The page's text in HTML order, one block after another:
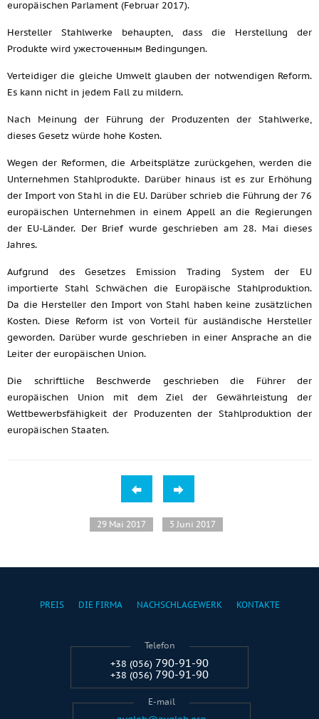
europäischen Parlament (Februar 2017).
Hersteller Stahlwerke behaupten, dass die Herstellung der
Produkte wird ужесточенным Bedingungen.
Verteidiger die gleiche Umwelt glauben der notwendigen Reform.
Es kann nicht in jedem Fall zu mildern.
Nach Meinung der Führung der Produzenten der Stahlwerke,
dieses Gesetz würde hohe Kosten.
Wegen der Reformen, die Arbeitsplätze zurückgehen, werden die
Unternehmen Stahlprodukte. Darüber hinaus ist es zur Erhöhung
der Import von Stahl in die EU. Darüber schrieb die Führung der 76
europäischen Unternehmen in einem Appell an die Regierungen
der EU-Länder. Der Brief wurde geschrieben am 28. Mai dieses
Jahres.
Aufgrund des Gesetzes Emission Trading System der EU
importierte Stahl Schwächen die Europäische Stahlproduktion.
Da die Hersteller den Import von Stahl haben keine zusätzlichen
Kosten. Diese Reform ist von Vorteil für ausländische Hersteller
geworden. Darüber wurde geschrieben in einer Ansprache an die
Leiter der europäischen Union.
Die schriftliche Beschwerde geschrieben die Führer der
europäischen Union mit dem Ziel der Gewährleistung der
Wettbewerbsfähigkeit der Produzenten der Stahlproduktion der
europäischen Staaten.
29 Mai 2017 5 Juni 2017
PREIS DIE FIRMA NACHSCHLAGEWERK KONTAKTE
Telefon
+38 (056) 790-91-90
+38 (056) 790-91-90
E-mail